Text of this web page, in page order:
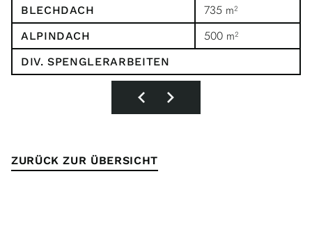
BLECHDACH 735 m²
ALPINDACH 500 m²
DIV. SPENGLERARBEITEN
ZURÜCK ZUR ÜBERSICHT